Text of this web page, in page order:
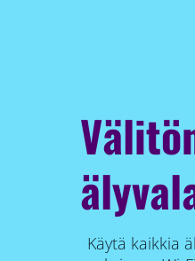
Käytä kaikkia